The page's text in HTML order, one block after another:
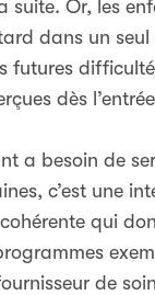
suite. Or, les
dans un
futures
dès
a besoin de
c’est une
qui
de